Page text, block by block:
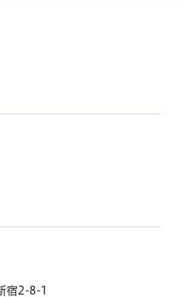
宿2-8-1